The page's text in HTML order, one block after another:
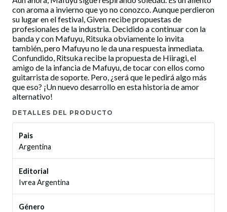
con aroma a invierno que yo no conozco. Aunque perdieron
su lugar en el festival, Given recibe propuestas de
profesionales de la industria. Decidido a continuar con la
banda y con Mafuyu, Ritsuka obviamente lo invita
también, pero Mafuyu no le da una respuesta inmediata.
Confundido, Ritsuka recibe la propuesta de Hiiragi, el
amigo de la infancia de Mafuyu, de tocar con ellos como
guitarrista de soporte. Pero, ¿será que le pedirá algo más
que eso? ¡Un nuevo desarrollo en esta historia de amor
alternativo!
DETALLES DEL PRODUCTO
Pais
Argentina
Editorial
Ivrea Argentina
Género